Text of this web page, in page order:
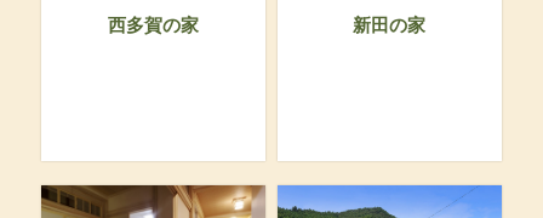
西多賀の家 新田の家